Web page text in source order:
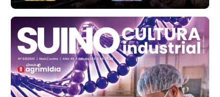
cx
Frango - Indicador
SP
R$ 7,13
kg
Frango - Indicador
SP